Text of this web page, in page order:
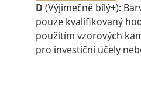
D (Výjimečně bílý+):
pouze kvalifikovaný
použitím vzorových
pro investiční účely